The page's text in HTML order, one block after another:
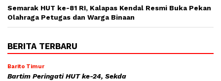
Semarak HUT ke-81 RI, Kalapas Kendal Resmi Buka Pekan
Olahraga Petugas dan Warga Binaan
BERITA TERBARU
Barito Timur
Bartim Peringati HUT ke-24, Sekda